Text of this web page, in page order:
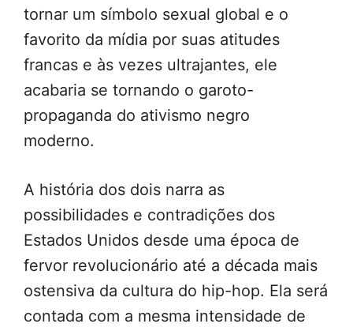
tornar um símbolo sexual global e o
favorito da mídia por suas atitudes
francas e às vezes ultrajantes, ele
acabaria se tornando o garoto-
propaganda do ativismo negro
moderno.
A história dos dois narra as
possibilidades e contradições dos
Estados Unidos desde uma época de
fervor revolucionário até a década mais
ostensiva da cultura do hip-hop. Ela será
contada com a mesma intensidade de